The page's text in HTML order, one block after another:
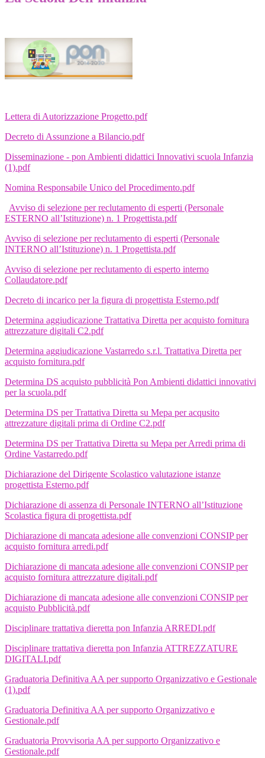
Lettera di Autorizzazione Progetto.pdf
Decreto di Assunzione a Bilancio.pdf
Disseminazione - pon Ambienti didattici Innovativi scuola Infanzia
(1).pdf
Nomina Responsabile Unico del Procedimento.pdf
Avviso di selezione per reclutamento di esperti (Personale
ESTERNO all’Istituzione) n. 1 Progettista.pdf
Avviso di selezione per reclutamento di esperti (Personale
INTERNO all’Istituzione) n. 1 Progettista.pdf
Avviso di selezione per reclutamento di esperto interno
Collaudatore.pdf
Decreto di incarico per la figura di progettista Esterno.pdf
Determina aggiudicazione Trattativa Diretta per acquisto fornitura
attrezzature digitali C2.pdf
Determina aggiudicazione Vastarredo s.r.l. Trattativa Diretta per
acquisto fornitura.pdf
Determina DS acquisto pubblicità Pon Ambienti didattici innovativi
per la scuola.pdf
Determina DS per Trattativa Diretta su Mepa per acqusito
attrezzature digitali prima di Ordine C2.pdf
Determina DS per Trattativa Diretta su Mepa per Arredi prima di
Ordine Vastarredo.pdf
Dichiarazione del Dirigente Scolastico valutazione istanze
progettista Esterno.pdf
Dichiarazione di assenza di Personale INTERNO all’Istituzione
Scolastica figura di progettista.pdf
Dichiarazione di mancata adesione alle convenzioni CONSIP per
acquisto fornitura arredi.pdf
Dichiarazione di mancata adesione alle convenzioni CONSIP per
acquisto fornitura attrezzature digitali.pdf
Dichiarazione di mancata adesione alle convenzioni CONSIP per
acquisto Pubblicità.pdf
Disciplinare trattativa dieretta pon Infanzia ARREDI.pdf
Disciplinare trattativa dieretta pon Infanzia ATTREZZATURE
DIGITALI.pdf
Graduatoria Definitiva AA per supporto Organizzativo e Gestionale
(1).pdf
Graduatoria Definitiva AA per supporto Organizzativo e
Gestionale.pdf
Graduatoria Provvisoria AA per supporto Organizzativo e
Gestionale.pdf